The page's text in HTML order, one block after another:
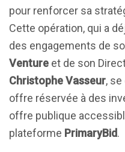
pour renforcer sa
Cette opération, qui a
des engagements de
Venture et de son
Christophe Vasseur,
offre réservée à des
offre publique
plateforme PrimaryBid.